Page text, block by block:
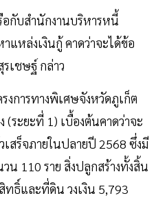
กับสำนักงานบริหารหนี้
แหล่งเงินกู้ คาดว่าจะได้ข้อ
เชษฐ์ กล่าว
งการทางพิเศษจังหวัดภูเก็ต
(ระยะที่ 1) เบื้องต้นคาดว่าจะ
สร็จภายในปลายปี 2568 ซึ่งมี
110 ราย สิ่งปลูกสร้างทั้งสิ้น
ทธิ์และที่ดิน วงเงิน 5,793